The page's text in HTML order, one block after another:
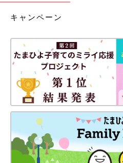
キャンペーン